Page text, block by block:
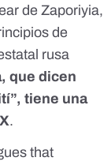
de Zaporiyia,
de
rusa
que dicen
”, tiene una
.
that